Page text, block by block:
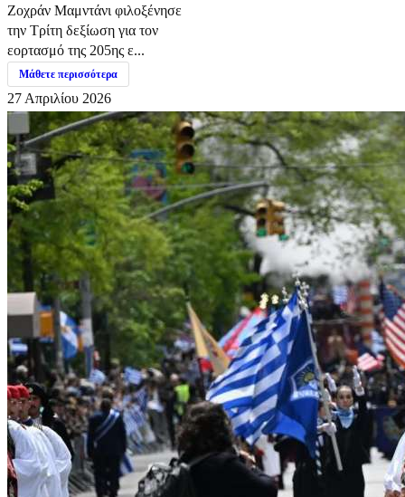
Ζοχράν Μαμντάνι φιλοξένησε
την Τρίτη δεξίωση για τον
εορτασμό της 205ης ε...
Μάθετε περισσότερα
27 Απριλίου 2026